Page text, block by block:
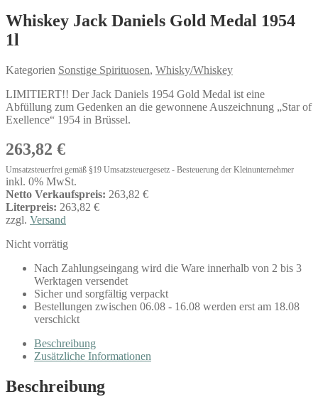
Whiskey Jack Daniels Gold Medal 1954
1l
Kategorien Sonstige Spirituosen, Whisky/Whiskey
LIMITIERT!! Der Jack Daniels 1954 Gold Medal ist eine
Abfüllung zum Gedenken an die gewonnene Auszeichnung „Star of
Exellence“ 1954 in Brüssel.
263,82 €
Umsatzsteuerfrei gemäß §19 Umsatzsteuergesetz - Besteuerung der Kleinunternehmer
inkl. 0% MwSt.
Netto Verkaufspreis: 263,82 €
Literpreis: 263,82 €
zzgl. Versand
Nicht vorrätig
Nach Zahlungseingang wird die Ware innerhalb von 2 bis 3
Werktagen versendet
Sicher und sorgfältig verpackt
Bestellungen zwischen 06.08 - 16.08 werden erst am 18.08
verschickt
Beschreibung
Zusätzliche Informationen
Beschreibung